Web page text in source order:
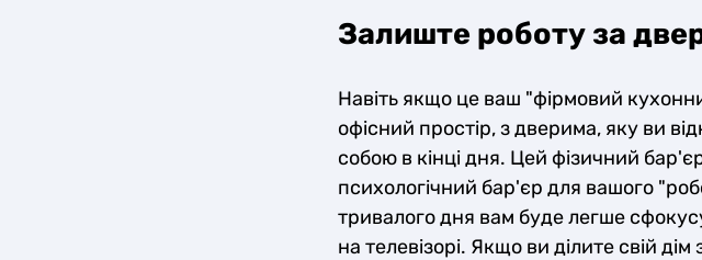
Залиште роботу за
Навіть якщо це ваш "фірмовий
офісний простір, з дверима, яку ви
собою в кінці дня. Цей фізичний
психологічний бар'єр для вашого
тривалого дня вам буде легше
на телевізорі. Якщо ви ділите свій